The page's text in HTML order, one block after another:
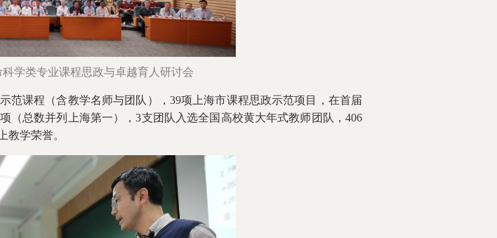
学类专业课程思政与卓越育人研讨会
范课程（含教学名师与团队），39项上海市课程思政示范项目，在首届
（总数并列上海第一），3支团队入选全国高校黄大年式教师团队，406
教学荣誉。